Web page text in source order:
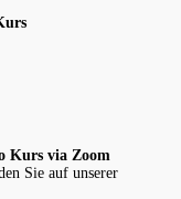
Kurs via Zoom
Sie auf unserer